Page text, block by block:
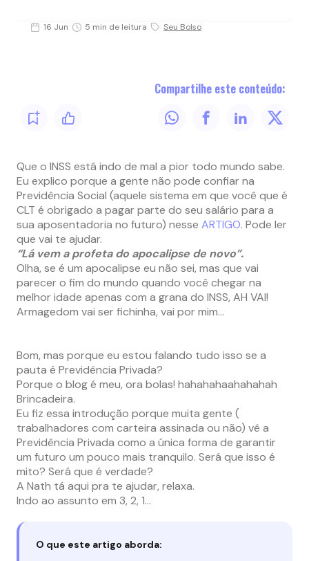
16 Jun 5 min de leitura Seu Bolso
Compartilhe este conteúdo:
Que o INSS está indo de mal a pior todo mundo sabe.
Eu explico porque a gente não pode confiar na
Previdência Social (aquele sistema em que você que é
CLT é obrigado a pagar parte do seu salário para a
sua aposentadoria no futuro) nesse ARTIGO. Pode ler
que vai te ajudar.
“Lá vem a profeta do apocalipse de novo”.
Olha, se é um apocalipse eu não sei, mas que vai
parecer o fim do mundo quando você chegar na
melhor idade apenas com a grana do INSS, AH VAI!
Armagedom vai ser fichinha, vai por mim…
Bom, mas porque eu estou falando tudo isso se a
pauta é Previdência Privada?
Porque o blog é meu, ora bolas! hahahahaahahahah
Brincadeira.
Eu fiz essa introdução porque muita gente (
trabalhadores com carteira assinada ou não) vê a
Previdência Privada como a única forma de garantir
um futuro um pouco mais tranquilo. Será que isso é
mito? Será que é verdade?
A Nath tá aqui pra te ajudar, relaxa.
Indo ao assunto em 3, 2, 1…
O que este artigo aborda: